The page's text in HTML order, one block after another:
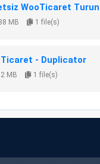
WooTicaret
MB 1 file(s)
- Duplicator
MB 1 file(s)